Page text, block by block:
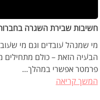
חשיבות שבירת השגרה
מי שמנהל עובדים וגם מי
הבעיה הזאת – כולם מתחילים
פרמטר אפשרי במהלך...
המשך קריאה